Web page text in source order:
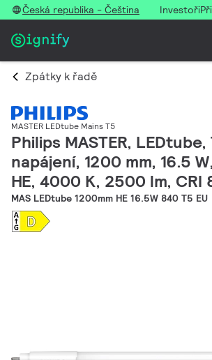
Česká republika - Čeština Investoři
Zpátky k řadě
MASTER LEDtube Mains T5
Philips MASTER,
napájení, 1200 mm, 16.5
HE, 4000 K, 2500 lm,
MAS LEDtube 1200mm HE 16.5W 840 T5 EU